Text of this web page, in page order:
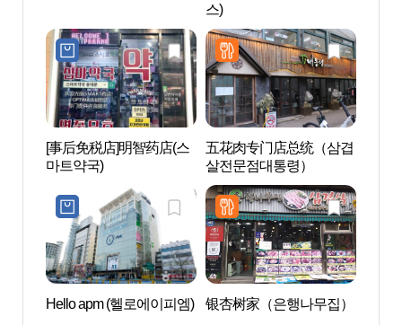
스)
[事后免税店]明智药店(스
마트약국)
五花肉专门店总统（삼겹
살전문점대통령）
Hello apm (헬로에이피엠) 银杏树家（은행나무집）